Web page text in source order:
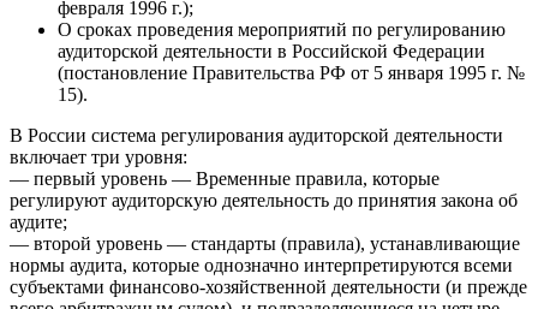
февраля 1996 г.);
О сроках проведения мероприятий по регулированию
аудиторской деятельности в Российской Федерации
(постановление Правительства РФ от 5 января 1995 г. №
15).
В России система регулирования аудиторской деятельности
включает три уровня:
— первый уровень — Временные правила, которые
регулируют аудиторскую деятельность до принятия закона об
аудите;
— второй уровень — стандарты (правила), устанавливающие
нормы аудита, которые однозначно интерпретируются всеми
субъектами финансово-хозяйственной деятельности (и прежде